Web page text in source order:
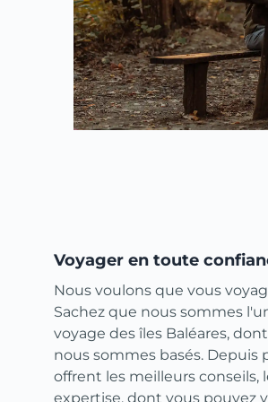
Voyager en toute
Nous voulons que vous
Sachez que nous sommes
voyage des îles Baléares,
nous sommes basés. Depuis
offrent les meilleurs conseils,
expertise, dont vous pouvez